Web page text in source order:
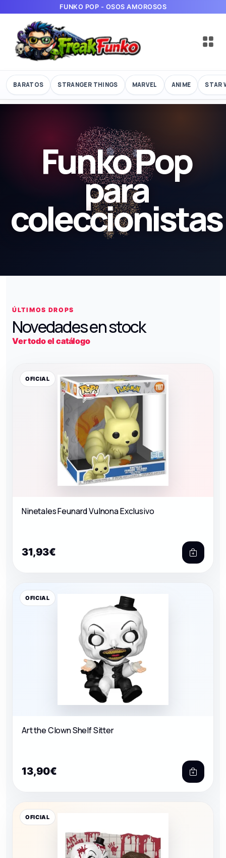
FUNKO POP - OSOS AMOROSOS
BARATOS STRANGER THINGS MARVEL ANIME STAR
Funko Pop
para
coleccionistas
ÚLTIMOS DROPS
Novedades en stock
Ver todo el catálogo
OFICIAL
Ninetales Feunard Vulnona Exclusivo
31,93€
OFICIAL
Art the Clown Shelf Sitter
13,90€
OFICIAL